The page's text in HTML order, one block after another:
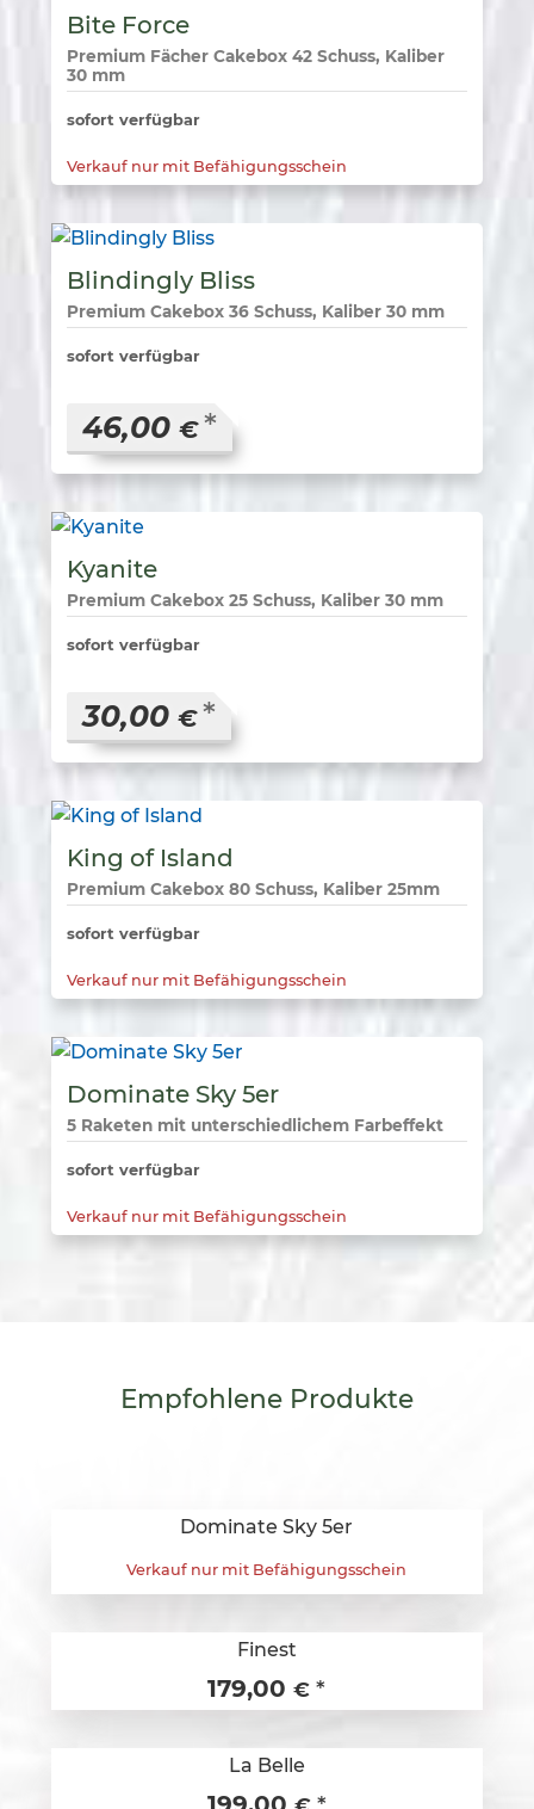
Bite Force
Premium Fächer Cakebox 42 Schuss, Kaliber
30 mm
sofort verfügbar
Verkauf nur mit Befähigungsschein
Blindingly Bliss
Premium Cakebox 36 Schuss, Kaliber 30 mm
sofort verfügbar
46,00 € *
Kyanite
Premium Cakebox 25 Schuss, Kaliber 30 mm
sofort verfügbar
30,00 € *
King of Island
Premium Cakebox 80 Schuss, Kaliber 25mm
sofort verfügbar
Verkauf nur mit Befähigungsschein
Dominate Sky 5er
5 Raketen mit unterschiedlichem Farbeffekt
sofort verfügbar
Verkauf nur mit Befähigungsschein
Empfohlene Produkte
Dominate Sky 5er
Verkauf nur mit Befähigungsschein
Finest
179,00€ *
La Belle